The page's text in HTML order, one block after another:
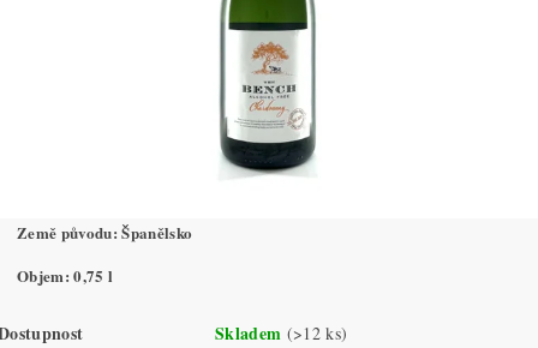
Země původu: Španělsko
Objem: 0,75 l
Skladem (>12 ks)